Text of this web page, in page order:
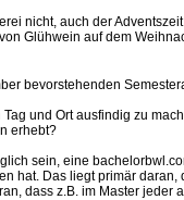
nicht, auch der
Glühwein auf dem
bevorstehenden
Tag und Ort ausfindig zu
erhebt?
sein, eine
hat. Das liegt primär
dass z.B. im Master jeder